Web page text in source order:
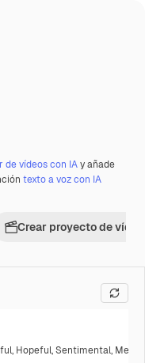
de vídeos con IAy añade
texto a voz con IA
Crear proyecto de vídeo
, Hopeful,Sentimental,